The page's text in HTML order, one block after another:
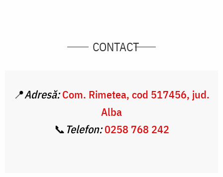
CONTACT
📍Adresă:Com. Rimetea, cod 517456, jud.
Alba
📞 Telefon:0258 768 242